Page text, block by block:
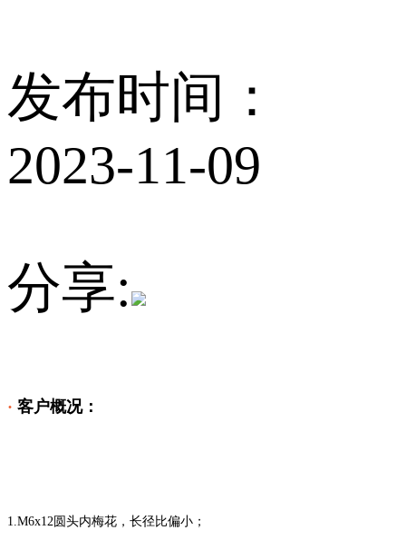
发布时间：
2023-11-09
分享:
· 客户概况：
1. M6x12圆头内梅花，长径比偏小；